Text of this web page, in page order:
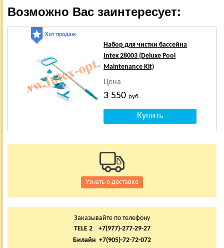
Возможно Вас заинтересует:
Хит продаж
Набор для чистки бассейна
Intex 28003 (Deluxe Pool
Maintenance Kit)
Цена
3 550руб.
Узнать о доставке
Заказывайте по телефону
TELE 2 +7(977)-277-29-27
Билайн +7(905)-72-72-072